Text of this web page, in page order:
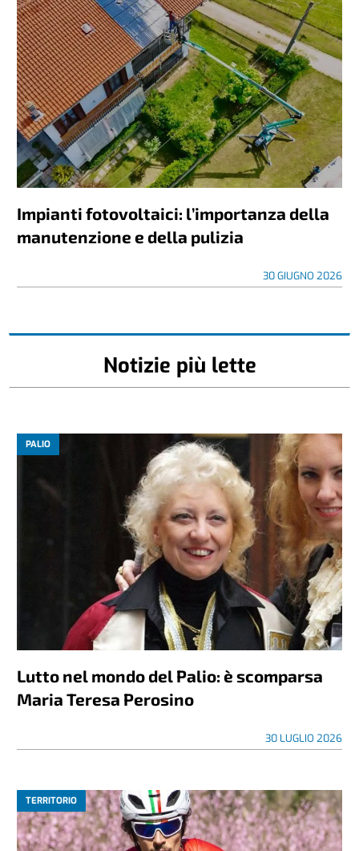
Impianti fotovoltaici: l’importanza della
manutenzione e della pulizia
30 GIUGNO 2026
Notizie più lette
PALIO
Lutto nel mondo del Palio: è scomparsa
Maria Teresa Perosino
30 LUGLIO 2026
TERRITORIO